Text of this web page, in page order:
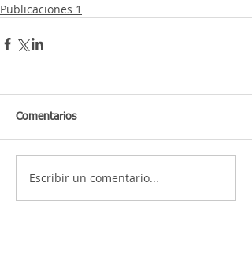
Publicaciones 1
Comentarios
Escribir un comentario...